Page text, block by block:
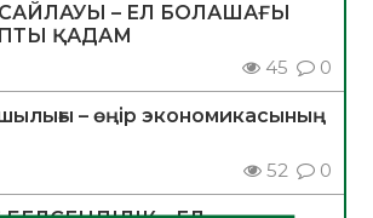
– ЕЛ БОЛАШАҒЫ
ҚАДАМ
45 0
– өңір экономикасының
52 0